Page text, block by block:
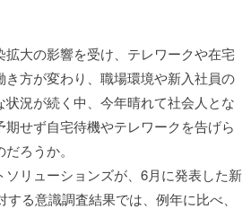
拡大の影響を受け、テレワークや在宅
方が変わり、職場環境や新入社員の
況が続く中、今年晴れて社会人とな
期せず自宅待機やテレワークを告げら
ろうか。
ソリューションズが、6月に発表した新
する意識調査結果では、例年に比べ、